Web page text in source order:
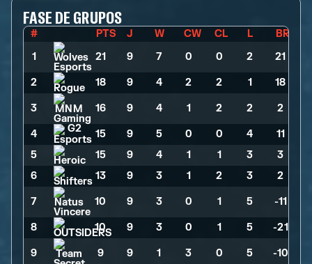
FASE DE GRUPOS
# PTS J W CW CL L
BR
1
21 9 7 0 0 2 21
2 18 9 4 2 2 1 18
3 16 9 4 1 2 2 2
4 15 9 5 0 0 4
11
5
15 9 4 1 1 3
3
6
13 9 3 1 2 3 2
7 10 9 3 0 1 5 -11
8 10 9 3 0 1 5 -21
9 9 9 1 3 0 5 -10